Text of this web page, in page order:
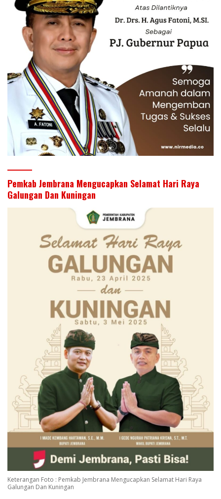
Pemkab Jembrana Mengucapkan Selamat Hari Raya
Galungan Dan Kuningan
Keterangan Foto : Pemkab Jembrana Mengucapkan Selamat Hari Raya
Galungan Dan Kuningan